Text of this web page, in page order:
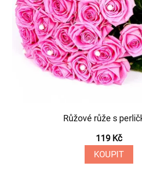
Růžové růže s
119 Kč
KOUPIT